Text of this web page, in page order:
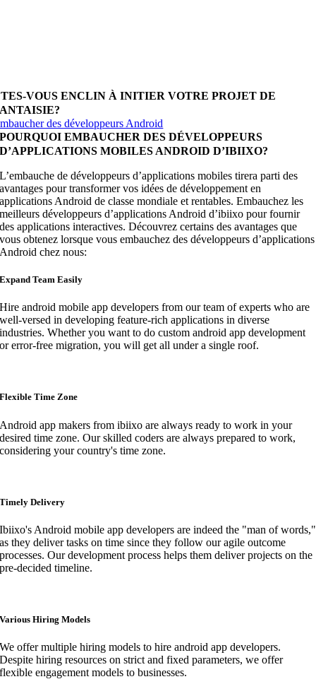
VOUS ENCLIN À INITIER VOTRE PROJET DE
des développeurs Android
POURQUOI EMBAUCHER DES DÉVELOPPEURS
D’APPLICATIONS MOBILES ANDROID D’IBIIXO?
L’embauche de développeurs d’applications mobiles tirera parti des
avantages pour transformer vos idées de développement en
applications Android de classe mondiale et rentables. Embauchez les
meilleurs développeurs d’applications Android d’ibiixo pour fournir
des applications interactives. Découvrez certains des avantages que
vous obtenez lorsque vous embauchez des développeurs d’applications
Android chez nous:
Expand Team Easily
Hire android mobile app developers from our team of experts who are
well-versed in developing feature-rich applications in diverse
industries. Whether you want to do custom android app development
or error-free migration, you will get all under a single roof.
Flexible Time Zone
Android app makers from ibiixo are always ready to work in your
desired time zone. Our skilled coders are always prepared to work,
considering your country's time zone.
Timely Delivery
Ibiixo's Android mobile app developers are indeed the "man of words,"
as they deliver tasks on time since they follow our agile outcome
processes. Our development process helps them deliver projects on the
pre-decided timeline.
Various Hiring Models
We offer multiple hiring models to hire android app developers.
Despite hiring resources on strict and fixed parameters, we offer
flexible engagement models to businesses.